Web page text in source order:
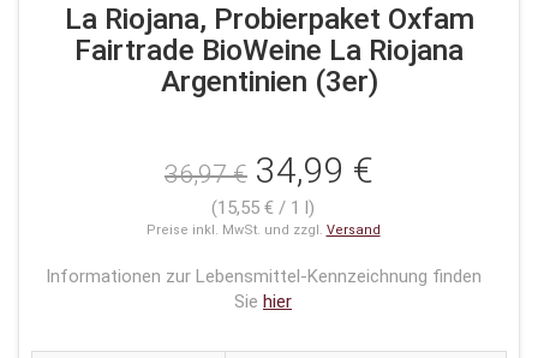
La Riojana, Probierpaket Oxfam
Fairtrade BioWeine La Riojana
Argentinien (3er)
36,97 € 34,99 €
(15,55 € / 1 l)
Preise inkl. MwSt. und zzgl. Versand
Informationen zur Lebensmittel-Kennzeichnung finden
Sie hier